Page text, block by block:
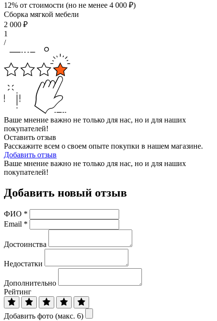
12% от стоимости (но не менее 4 000 ₽)
Сборка мягкой мебели
2 000 ₽
1
/
Ваше мнение важно не только для нас, но и для наших
покупателей!
Оставить отзыв
Расскажите всем о своем опыте покупки в нашем магазине.
Добавить отзыв
Ваше мнение важно не только для нас, но и для наших
покупателей!
Добавить новый отзыв
ФИО *
Email *
Достоинства
Недостатки
Дополнительно
Рейтинг
Добавить фото (макс. 6)